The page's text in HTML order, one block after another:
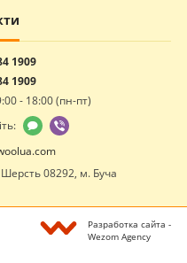
1909
1909
- 18:00 (пн-пт)
08292, м. Буча
Разработка сайта -
Wezom Agency